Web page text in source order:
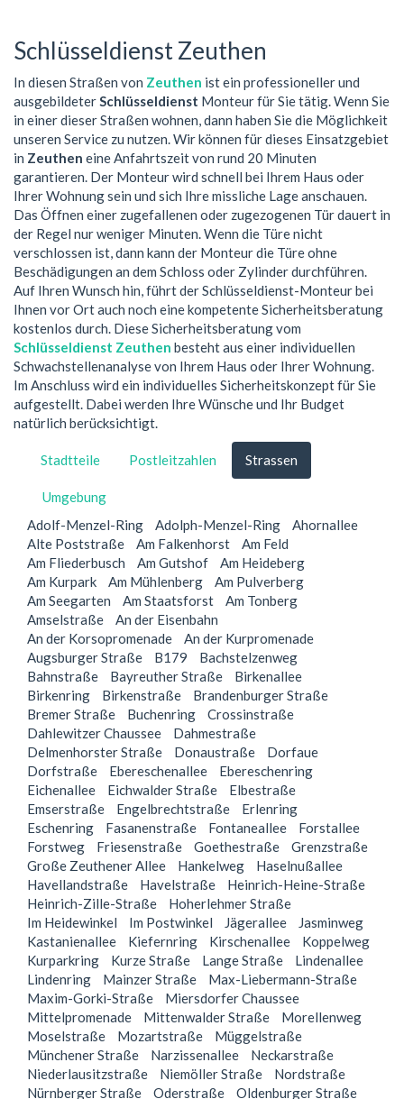
Schlüsseldienst Zeuthen
In diesen Straßen von Zeuthen ist ein professioneller und
ausgebildeterSchlüsseldienst Monteur für Sie tätig. Wenn Sie
in einer dieser Straßen wohnen, dann haben Sie die Möglichkeit
unseren Service zu nutzen. Wir können für dieses Einsatzgebiet
in Zeuthen eine Anfahrtszeit von rund 20 Minuten
garantieren. Der Monteur wird schnell bei Ihrem Haus oder
Ihrer Wohnung sein und sich Ihre missliche Lage anschauen.
Das Öffnen einer zugefallenen oder zugezogenen Tür dauert in
der Regel nur weniger Minuten. Wenn die Türe nicht
verschlossen ist, dann kann der Monteur die Türe ohne
Beschädigungen an dem Schloss oder Zylinder durchführen.
Auf Ihren Wunsch hin, führt der Schlüsseldienst-Monteur bei
Ihnen vor Ort auch noch eine kompetente Sicherheitsberatung
kostenlos durch. Diese Sicherheitsberatung vom
Schlüsseldienst Zeuthen besteht aus einer individuellen
Schwachstellenanalyse von Ihrem Haus oder Ihrer Wohnung.
Im Anschluss wird ein individuelles Sicherheitskonzept für Sie
aufgestellt. Dabei werden Ihre Wünsche und Ihr Budget
natürlich berücksichtigt.
Stadtteile Postleitzahlen Strassen
Umgebung
Adolf-Menzel-Ring
Adolph-Menzel-Ring
Ahornallee
Alte Poststraße
Am Falkenhorst
Am Feld
Am Fliederbusch
Am Gutshof
Am Heideberg
Am Kurpark
Am Mühlenberg
Am Pulverberg
Am Seegarten
Am Staatsforst
Am Tonberg
Amselstraße
An der Eisenbahn
An der Korsopromenade
An der Kurpromenade
Augsburger Straße
B179
Bachstelzenweg
Bahnstraße
Bayreuther Straße
Birkenallee
Birkenring
Birkenstraße
Brandenburger Straße
Bremer Straße
Buchenring
Crossinstraße
Dahlewitzer Chaussee
Dahmestraße
Delmenhorster Straße
Donaustraße
Dorfaue
Dorfstraße
Ebereschenallee
Ebereschenring
Eichenallee
Eichwalder Straße
Elbestraße
Emserstraße
Engelbrechtstraße
Erlenring
Eschenring
Fasanenstraße Fontaneallee
Forstallee
Forstweg
Friesenstraße Goethestraße
Grenzstraße
Große Zeuthener Allee
Hankelweg
Haselnußallee
Havellandstraße
Havelstraße
Heinrich-Heine-Straße
Heinrich-Zille-Straße
Hoherlehmer Straße
Im Heidewinkel
Im Postwinkel Jägerallee
Jasminweg
Kastanienallee
Kiefernring Kirschenallee
Koppelweg
Kurparkring
Kurze Straße Lange Straße
Lindenallee
Lindenring
Mainzer Straße
Max-Liebermann-Straße
Maxim-Gorki-Straße
Miersdorfer Chaussee
Mittelpromenade
Mittenwalder Straße
Morellenweg
Moselstraße
Mozartstraße
Müggelstraße
Münchener Straße
Narzissenallee
Neckarstraße
Niederlausitzstraße
Niemöller Straße
Nordstraße
Nürnberger Straße
Oderstraße Oldenburger Straße